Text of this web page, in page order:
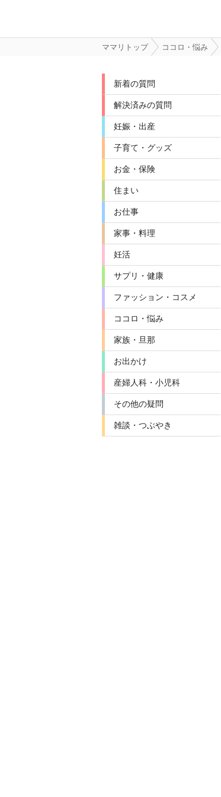
ママリトップ ココロ・悩み
新着の質問
解決済みの質問
妊娠・出産
子育て・グッズ
お金・保険
住まい
お仕事
家事・料理
妊活
サプリ・健康
ファッション・コスメ
ココロ・悩み
家族・旦那
お出かけ
産婦人科・小児科
その他の疑問
雑談・つぶやき